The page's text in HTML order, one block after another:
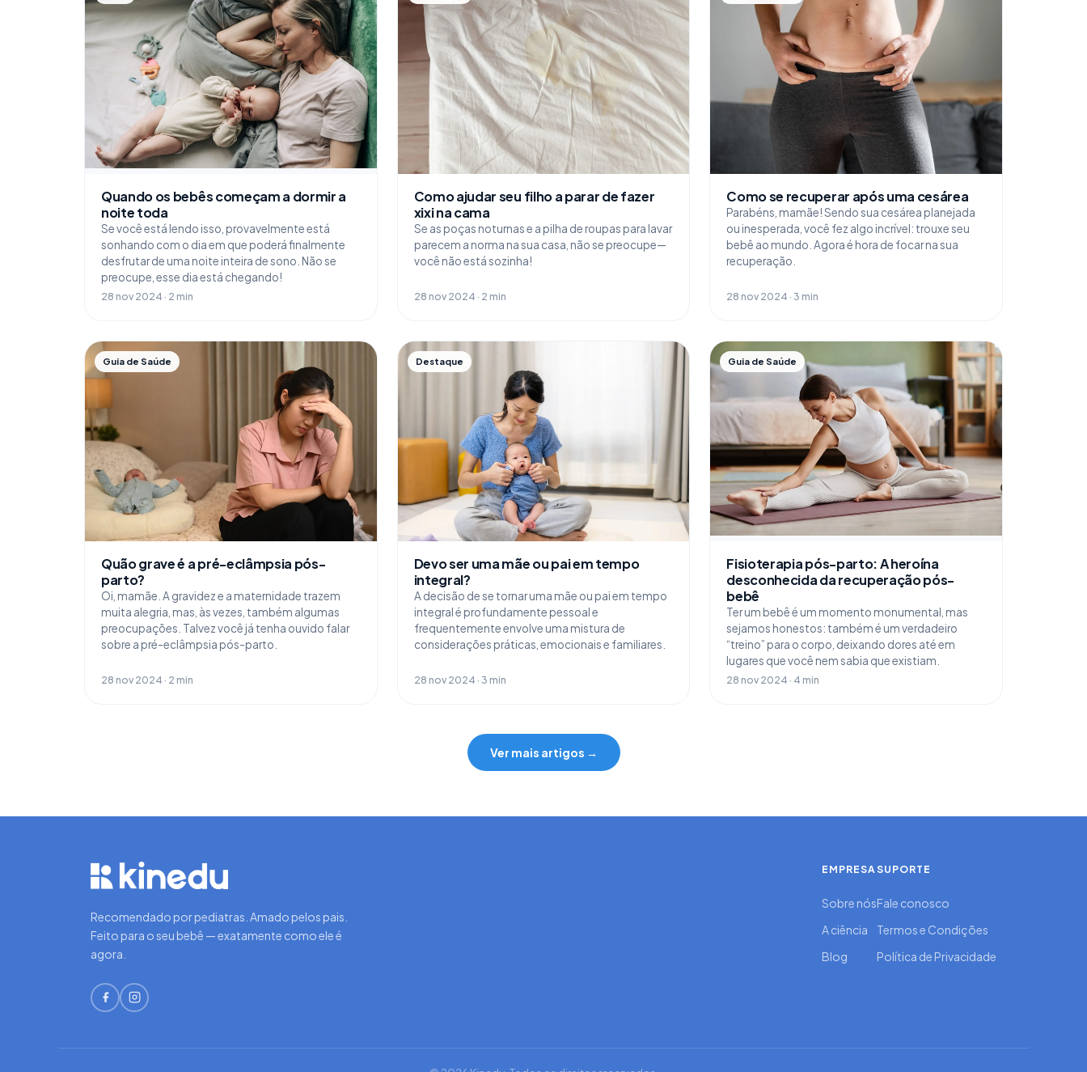
Quando os bebês começam a dormir a
noite toda
Se você está lendo isso, provavelmente está
sonhando com o dia em que poderá finalmente
desfrutar de uma noite inteira de sono. Não se
preocupe, esse dia está chegando!
28 nov 2024 · 2 min
Como ajudar seu filho a parar de fazer
xixi na cama
Se as poças noturnas e a pilha de roupas para lavar
parecem a norma na sua casa, não se preocupe—
você não está sozinha!
28 nov 2024 · 2 min
Como se recuperar após uma cesárea
Parabéns, mamãe! Sendo sua cesárea planejada
ou inesperada, você fez algo incrível: trouxe seu
bebê ao mundo. Agora é hora de focar na sua
recuperação.
28 nov 2024 · 3 min
Guia de Saúde
Quão grave é a pré-eclâmpsia pós-
parto?
Oi, mamãe. A gravidez e a maternidade trazem
muita alegria, mas, às vezes, também algumas
preocupações. Talvez você já tenha ouvido falar
sobre a pré-eclâmpsia pós-parto.
28 nov 2024 · 2 min
Destaque
Devo ser uma mãe ou pai em tempo
integral?
A decisão de se tornar uma mãe ou pai em tempo
integral é profundamente pessoal e
frequentemente envolve uma mistura de
considerações práticas, emocionais e familiares.
28 nov 2024 · 3 min
Guia de Saúde
Fisioterapia pós-parto: A heroína
desconhecida da recuperação pós-
bebê
Ter um bebê é um momento monumental, mas
sejamos honestos: também é um verdadeiro
“treino” para o corpo, deixando dores até em
lugares que você nem sabia que existiam.
28 nov 2024 · 4 min
Ver mais artigos →
Recomendado por pediatras. Amado pelos pais.
Feito para o seu bebê — exatamente como ele é
agora.
EMPRESA
Sobre nós
A ciência
Blog
SUPORTE
Fale conosco
Termos e Condições
Política de Privacidade